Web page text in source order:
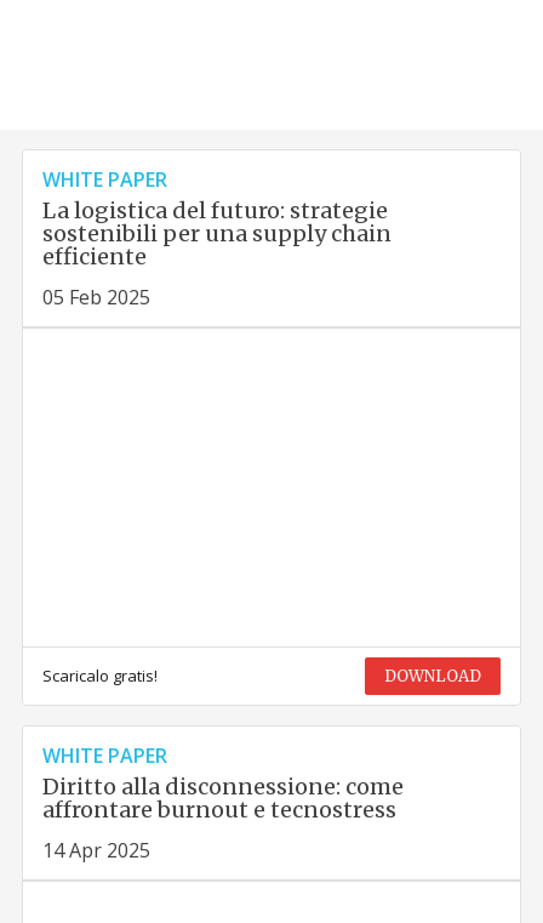
WHITE PAPER
La logistica del futuro: strategie
sostenibili per una supply chain
efficiente
05 Feb 2025
Scaricalo gratis! DOWNLOAD
WHITE PAPER
Diritto alla disconnessione: come
affrontare burnout e tecnostress
14 Apr 2025